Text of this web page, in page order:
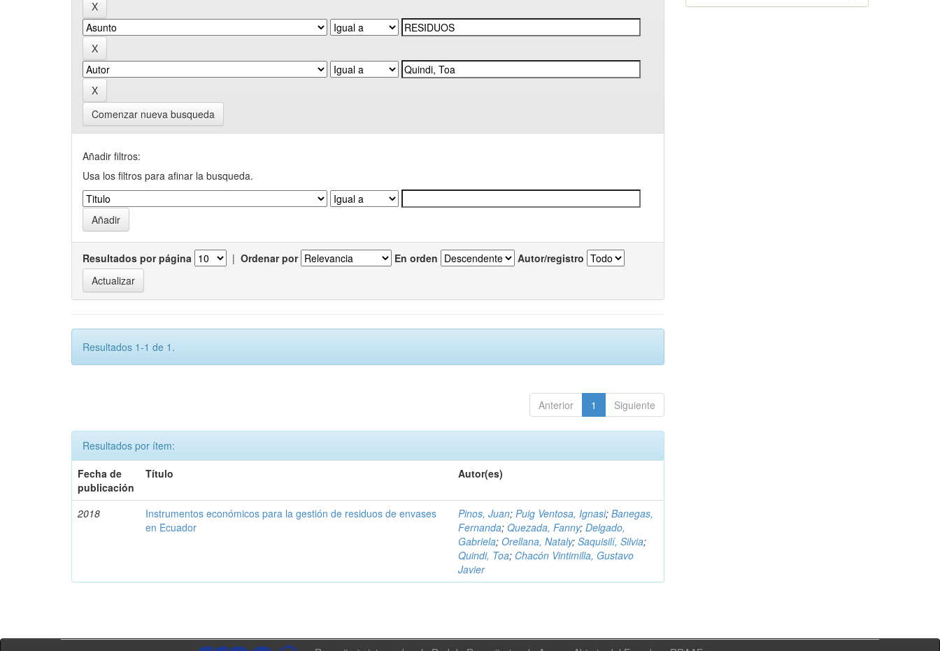
Comenzar nueva busqueda
Añadir filtros:
Usa los filtros para afinar la busqueda.
Resultados por página | Ordenar por En orden Autor/registro
Resultados 1-1 de 1.
Anterior 1 Siguiente
Resultados por ítem:
Fecha de
publicación
Título Autor(es)
2018
Instrumentos económicos para la gestión de residuos de envases
en Ecuador
Pinos, Juan;Puig Ventosa, Ignasi;Banegas,
Fernanda;Quezada, Fanny;Delgado,
Gabriela;Orellana, Nataly;Saquisilí, Silvia;
Quindi, Toa; Chacón Vintimilla, Gustavo
Javier